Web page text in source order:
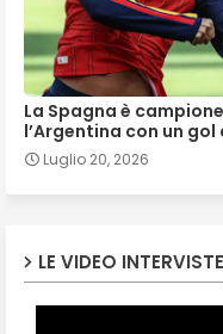
La Spagna è
l’Argentina con un gol
Luglio 20, 2026
LE VIDEO INTERVISTE